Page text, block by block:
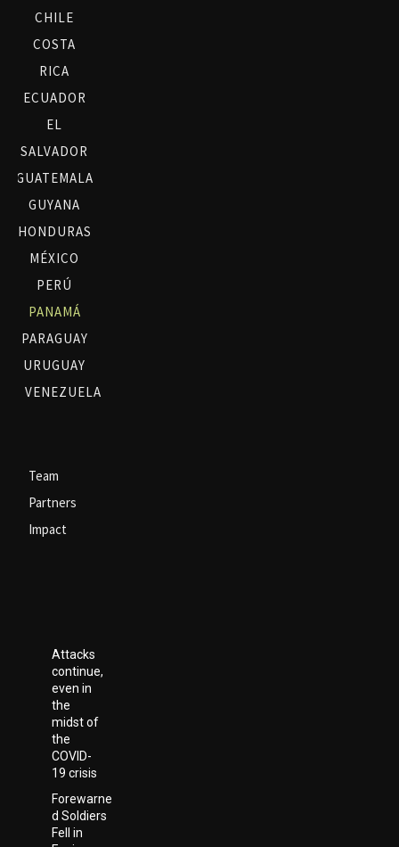
CHILE
COSTA
RICA
ECUADOR
EL
SALVADOR
GUATEMALA
GUYANA
HONDURAS
MÉXICO
PERÚ
PANAMÁ
PARAGUAY
URUGUAY
VENEZUELA
Team
Partners
Impact
Attacks
continue,
even in
the
midst of
the
COVID-
19 crisis
Forewarne
d Soldiers
Fell in